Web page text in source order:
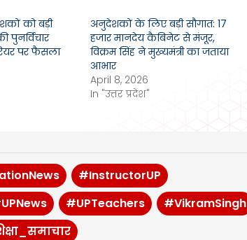
को बड़ी
पुनर्विचार
पर फैसला
अनुदेशकों के लिए बड़ी सौगात: 17
हजार मानदेय कैबिनेट से मंजूर,
विक्रम सिंह ने मुख्यमंत्री का जताया
आभार
April 8, 2026
In "उत्तर प्रदेश"
#InstructorUP
#UPTeachers
#VikramSingh